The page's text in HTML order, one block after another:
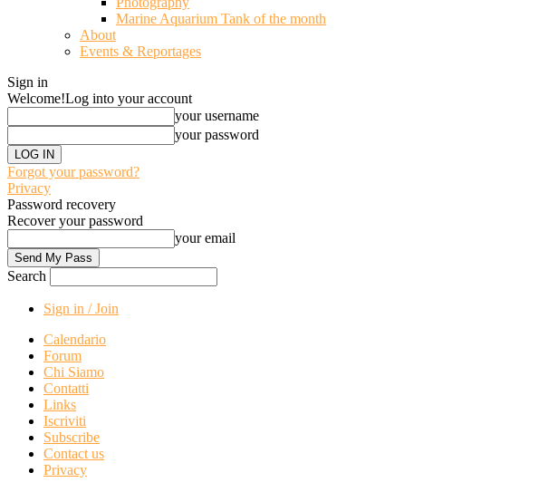
Marine Aquarium Tank of the month
About
Events & Reportages
Sign in
Welcome!Log into your account
your username
your password
Forgot your password?
Privacy
Password recovery
Recover your password
your email
Search
Sign in / Join
Calendario
Forum
Chi Siamo
Contatti
Links
Iscriviti
Subscribe
Contact us
Privacy